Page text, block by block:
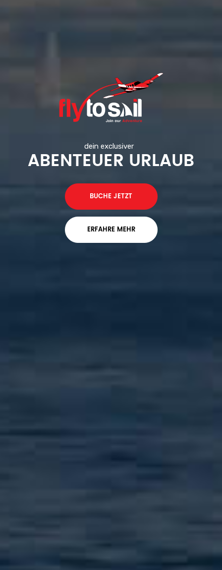
dein exclusiver
ABENTEUER URLAUB
BUCHE JETZT
ERFAHRE MEHR